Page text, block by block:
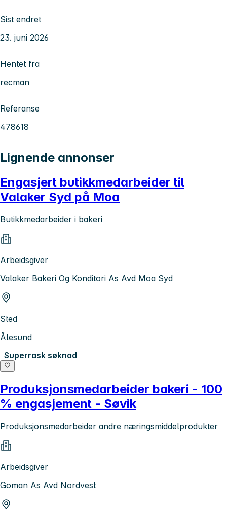
Sist endret
23. juni 2026
Hentet fra
recman
Referanse
478618
Lignende annonser
Engasjert butikkmedarbeider til
Valaker Syd på Moa
Butikkmedarbeider i bakeri
Arbeidsgiver
Valaker Bakeri Og Konditori As Avd Moa Syd
Sted
Ålesund
Superrask søknad
Produksjonsmedarbeider bakeri - 100
% engasjement - Søvik
Produksjonsmedarbeider andre næringsmiddelprodukter
Arbeidsgiver
Goman As Avd Nordvest